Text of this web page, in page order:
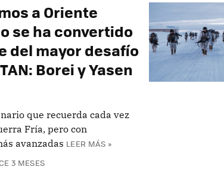
a Oriente
se ha convertido
del mayor desafío
Borei y Yasen
que recuerda cada vez
Fría, pero con
avanzadas LEER MÁS »
3 MESES